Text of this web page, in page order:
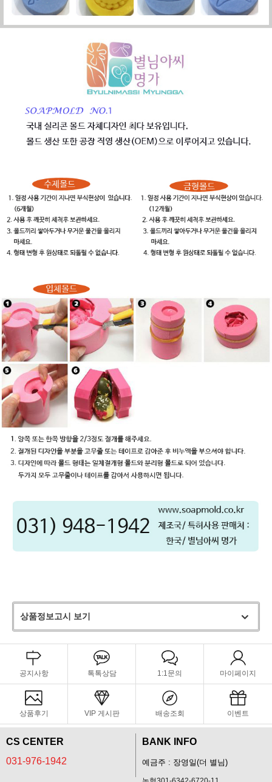
상품정보고시 보기
공지사항 톡톡상담 1:1문의 마이페이지
상품후기 VIP 게시판 배송조회 이벤트
CS CENTER
031-976-1942
BANK INFO
예금주 : 장영일(더 별님)